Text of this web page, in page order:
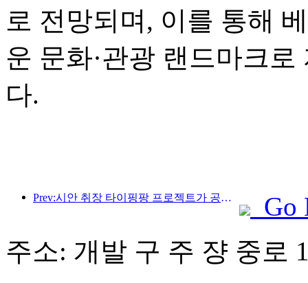
로 전망되며, 이를 통해
운 문화·관광 랜드마크
다.
Prev:시안 취장 타이핑팡 프로젝트가 공식적으로 착공했으며, 총 건축 면적은 13만 7천 제곱미터입니다.
Go
주소: 개발 구 주 쟝 중로